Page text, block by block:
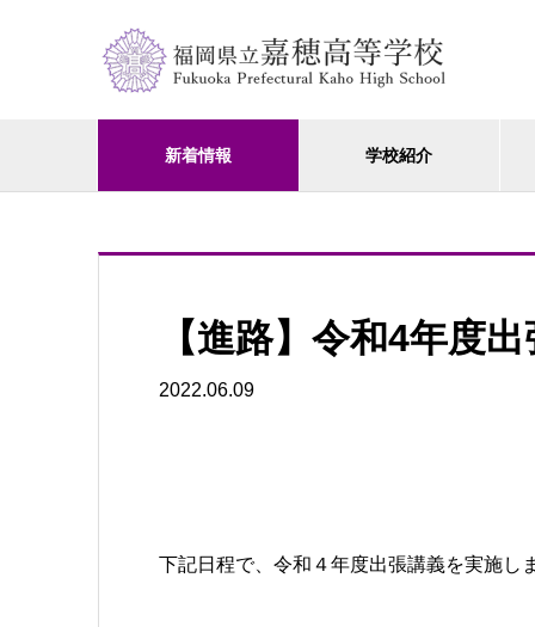
新着情報 学校紹介
【進路】令和4年度
2022.06.09
下記日程で、令和４年度出張講義を実施し